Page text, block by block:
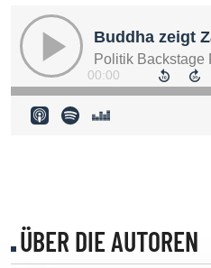
ÜBER DIE AUTOREN